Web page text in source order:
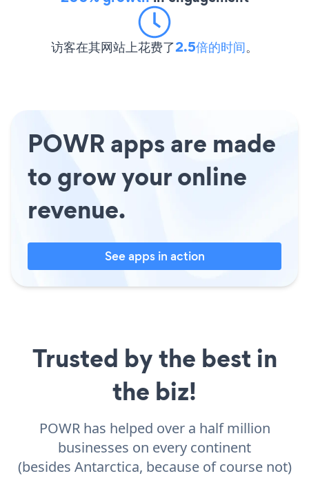
访客在其网站上花费了2.5倍的时间。
POWR apps are made
to grow your online
revenue.
See apps in action
Trusted by the best in
the biz!
POWR has helped over a half million
businesses on every continent
(besides Antarctica, because of course not)